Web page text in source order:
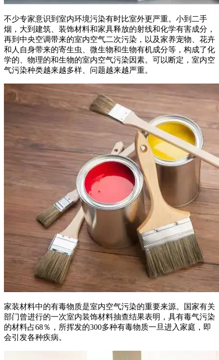
不少专家意识到室内环境污染有时比室外更严重。小到二手
烟，大到建筑、装饰材料和家具释放的射线和化学有害成分，
再到中央空调带来的室内空气二次污染，以及家养宠物、花卉
和人自身带来的寄生虫、微生物和生物有机成分等，构成了化
学的、物理的和生物的室内空气污染因素。可以断定，室内空
气污染种类越来越多样、问题越来越严重。
家装材料中的有毒物质是室内空气污染的重要来源。国家有关
部门曾进行的一次室内装饰材料抽查结果表明，具有毒气污染
的材料占68％，所挥发的300多种有毒物质一旦进入家庭，即
会引发各种疾病。